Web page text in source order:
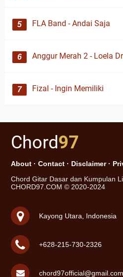
FLA Band - Andai Saja
Anggur Merah 2 - Loela
Fizal - Ingin Memiliki
Chord97
About · Contact · Disclaimer·
Chord Gitar Dasar dan Kumpulan
CHORD97.COM © 2020-2024
Kayong Utara, Indonesia
+628-215-730-2326
chord97official@gmail.com